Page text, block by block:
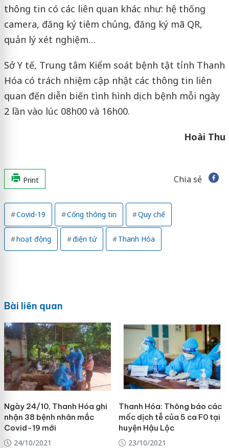
thông tin có các liên quan khác như: hệ thống
camera, đăng ký tiêm chủng, đăng ký mã QR,
quản lý xét nghiệm…
Sở Y tế, Trung tâm Kiểm soát bệnh tật tỉnh Thanh
Hóa có trách nhiệm cập nhật các thông tin liên
quan đến diễn biến tình hình dịch bệnh mỗi ngày
2 lần vào lúc 08h00 và 16h00.
Hoài Thu
Print Chia sẻ
Covid-19 Cổng thông tin Quy chế
hoạt động điện tử Thanh Hóa
Bài liên quan
Ngày 24/10, Thanh Hóa ghi
nhận 38 bệnh nhân mắc
Covid-19 mới
24/10/2021
Thanh Hóa: Thông báo các
mốc dịch tễ của 5 ca F0 tại
huyện Hậu Lộc
23/10/2021